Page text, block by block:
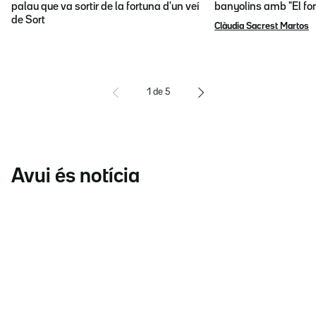
palau que va sortir de la fortuna d'un veí
de Sort
banyolins amb "El
Clàudia Sacrest Martos
1 de 5
Avui és notícia